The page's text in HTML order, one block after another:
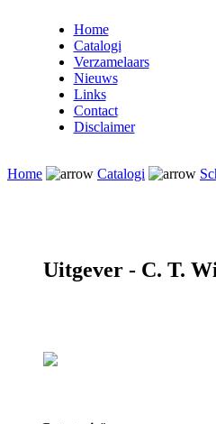
Home
Catalogi
Verzamelaars
Nieuws
Links
Contact
Disclaimer
Home Catalogi
Uitgever - C. T.